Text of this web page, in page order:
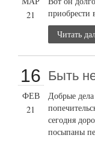
21
приобрести
Читать
16
ФЕВ
21
Быть
Добрые
сегодня
посыпаны